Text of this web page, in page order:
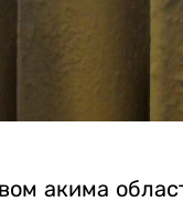
акима